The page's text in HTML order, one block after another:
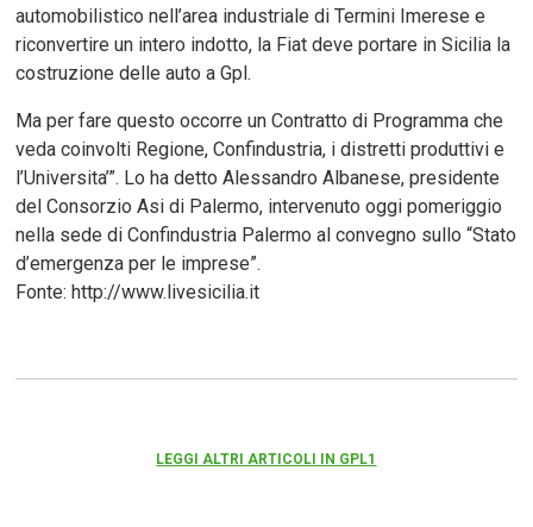
automobilistico nell’area industriale di Termini Imerese e
riconvertire un intero indotto, la Fiat deve portare in Sicilia la
costruzione delle auto a Gpl.
Ma per fare questo occorre un Contratto di Programma che
veda coinvolti Regione, Confindustria, i distretti produttivi e
l’Universita’”. Lo ha detto Alessandro Albanese, presidente
del Consorzio Asi di Palermo, intervenuto oggi pomeriggio
nella sede di Confindustria Palermo al convegno sullo “Stato
d’emergenza per le imprese”.
Fonte: http://www.livesicilia.it
LEGGI ALTRI ARTICOLI IN GPL1